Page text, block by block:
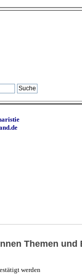
Themen
werden